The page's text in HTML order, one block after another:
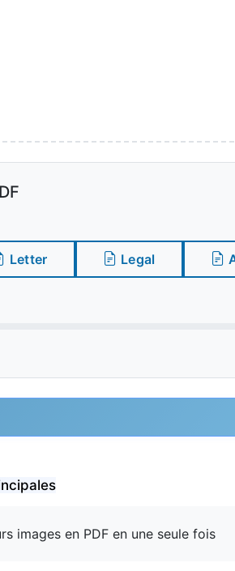
Letter Legal
images en PDF en une seule fois